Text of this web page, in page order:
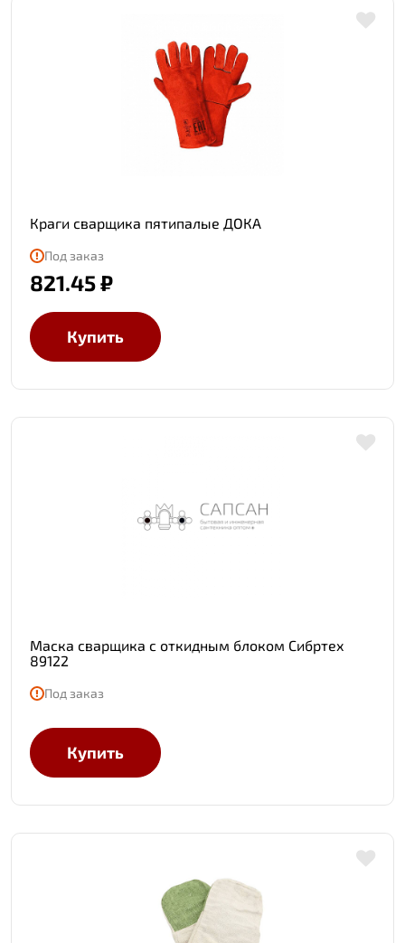
Краги сварщика пятипалые ДОКА
Под заказ
821.45 ₽
Купить
Маска сварщика с откидным блоком Сибртех
89122
Под заказ
Купить